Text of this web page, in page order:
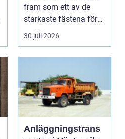
fram som ett av de
starkaste fästena för
s...
30 juli 2026
Anläggningstrans